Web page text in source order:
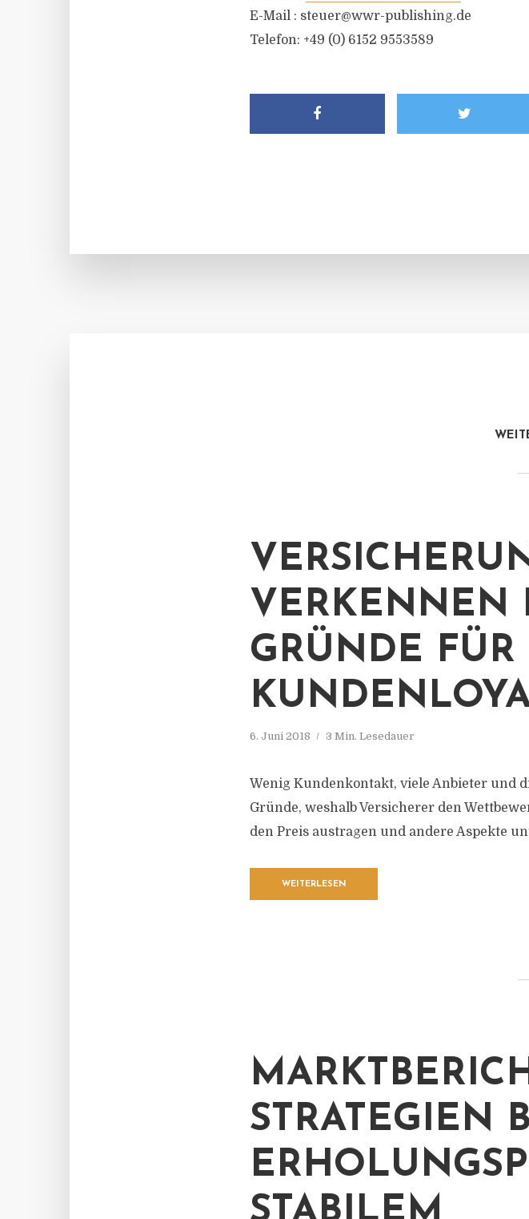
E-Mail : steuer@wwr-publishing.de
Telefon: +49 (0) 6152 9553589
VERKENNEN
GRÜNDE FÜR
6. Juni 2018 3 Min. Lesedauer
Wenig Kundenkontakt, viele Anbieter und
Gründe, weshalb Versicherer den
den Preis austragen und andere Aspekte
WEITERLESEN
STRATEGIEN